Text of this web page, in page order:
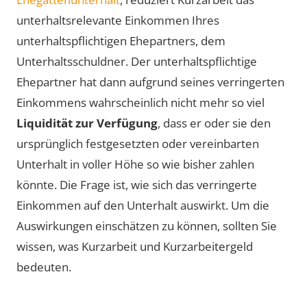
unterhaltsrelevante Einkommen Ihres
unterhaltspflichtigen Ehepartners, dem
Unterhaltsschuldner. Der unterhaltspflichtige
Ehepartner hat dann aufgrund seines verringerten
Einkommens wahrscheinlich nicht mehr so viel
Liquidität zur Verfügung, dass er oder sie den
ursprünglich festgesetzten oder vereinbarten
Unterhalt in voller Höhe so wie bisher zahlen
könnte. Die Frage ist, wie sich das verringerte
Einkommen auf den Unterhalt auswirkt. Um die
Auswirkungen einschätzen zu können, sollten Sie
wissen, was Kurzarbeit und Kurzarbeitergeld
bedeuten.